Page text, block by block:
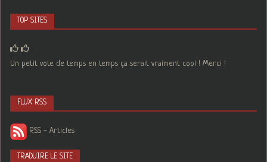
TOP SITES
Un petit vote de temps en temps ça serait vraiment cool ! Merci !
FLUX RSS
RSS - Articles
TRADUIRE LE SITE